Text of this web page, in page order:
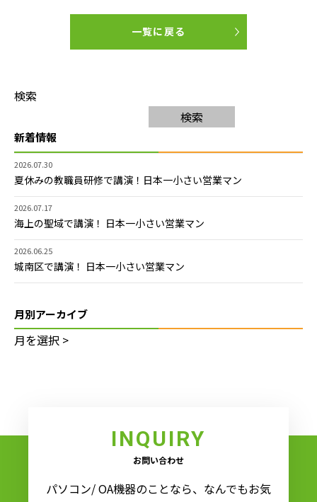
一覧に戻る
検索
検索
新着情報
2026.07.30
夏休みの教職員研修で講演！日本一小さい営業マン
2026.07.17
海上の聖域で講演！ 日本一小さい営業マン
2026.06.25
城南区で講演！ 日本一小さい営業マン
月別アーカイブ
INQUIRY
お問い合わせ
パソコン/ OA機器のことなら、なんでもお気